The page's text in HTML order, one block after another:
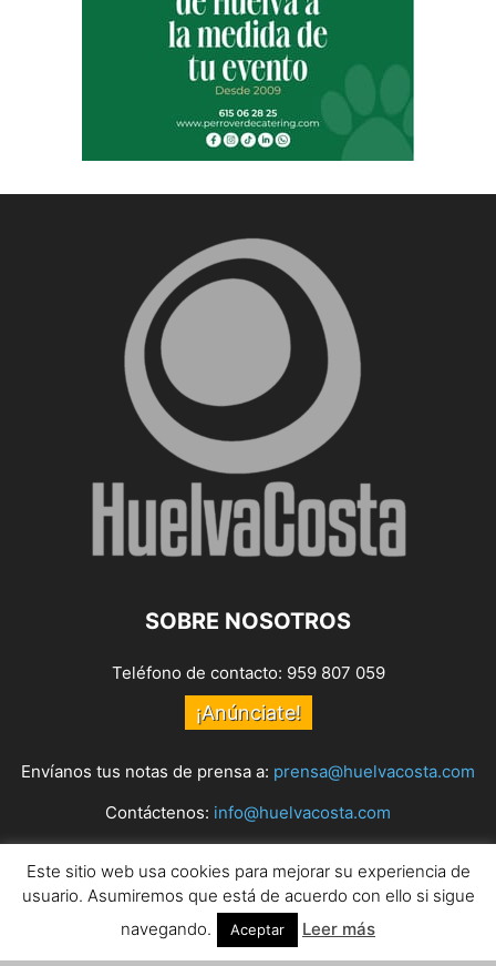
SOBRE NOSOTROS
Teléfono de contacto: 959 807 059
¡Anúnciate!
Envíanos tus notas de prensa a: prensa@huelvacosta.com
Contáctenos: info@huelvacosta.com
SÍGUENOS
Este sitio web usa cookies para mejorar su experiencia de
usuario. Asumiremos que está de acuerdo con ello si sigue
navegando.
Aceptar Leer más